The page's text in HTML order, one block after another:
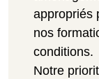
appropriés
nos
conditions.
Notre